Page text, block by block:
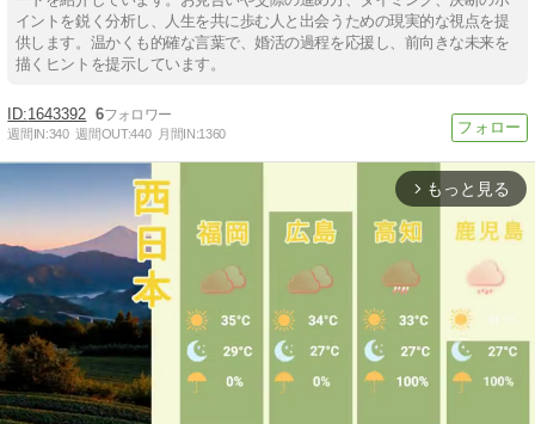
イントを鋭く分析し、人生を共に歩む人と出会うための現実的な視点を提
供します。温かくも的確な言葉で、婚活の過程を応援し、前向きな未来を
描くヒントを提示しています。
1643392 6
週間IN:340 週間OUT:440 月間IN:1360
arrow_forward_ios もっと見る